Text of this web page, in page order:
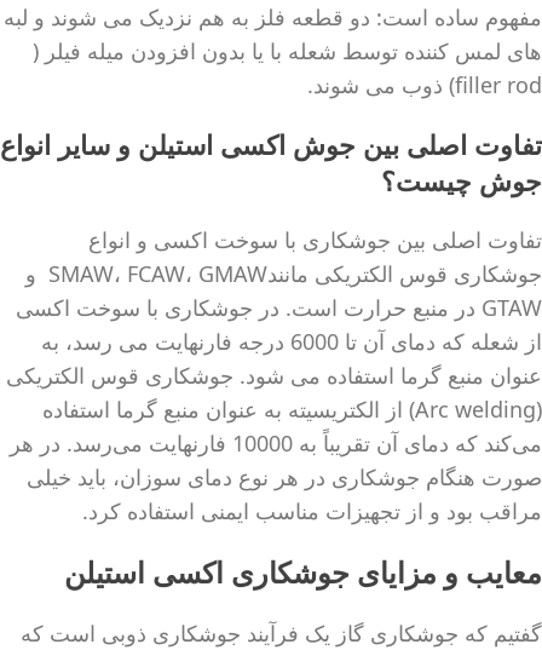
مفهوم ساده است: دو قطعه فلز به هم نزدیک می شوند و لبه
های لمس کننده توسط شعله با یا بدون افزودن میله فیلر (
filler rod) ذوب می شوند.
تفاوت اصلی بین جوش اکسی استیلن و سایر انواع
جوش چیست؟
تفاوت اصلی بین جوشکاری با سوخت اکسی و انواع
جوشکاری قوس الکتریکی مانندSMAW، FCAW، GMAW و
GTAW در منبع حرارت است. در جوشکاری با سوخت اکسی
از شعله که دمای آن تا 6000 درجه فارنهایت می رسد، به
عنوان منبع گرما استفاده می شود. جوشکاری قوس الکتریکی
(Arc welding) از الکتریسیته به عنوان منبع گرما استفاده
می‌کند که دمای آن تقریباً به 10000 فارنهایت می‌رسد. در هر
صورت هنگام جوشکاری در هر نوع دمای سوزان، باید خیلی
مراقب بود و از تجهیزات مناسب ایمنی استفاده کرد.
معایب و مزایای جوشکاری اکسی استیلن
گفتیم که جوشکاری گاز یک فرآیند جوشکاری ذوبی است که